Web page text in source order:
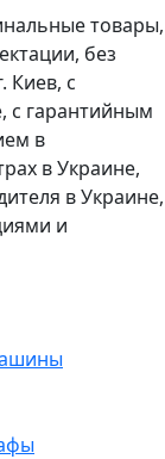
товары,
без
Киев, с
с гарантийным
в
в Украине,
в Украине,
и